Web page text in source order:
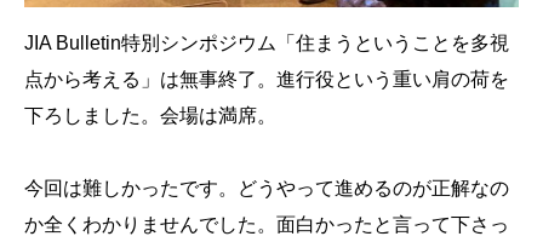
JIA Bulletin特別シンポジウム「住まうということを多視
点から考える」は無事終了。進行役という重い肩の荷を
下ろしました。会場は満席。
今回は難しかったです。どうやって進めるのが正解なの
か全くわかりませんでした。面白かったと言って下さっ